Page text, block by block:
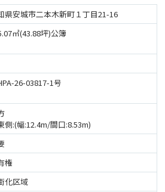
県安城市二本木新町１丁目21-16
㎡(43.88坪)公簿
26-03817-1号
側:(幅:12.4m/間口:8.53m)
権
化区域